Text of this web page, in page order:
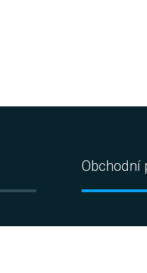
Obchodní